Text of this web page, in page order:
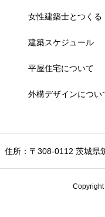
女性建築士とつくる
建築スケジュール
平屋住宅について
外構デザインについ
住所：〒308-0112 茨城県